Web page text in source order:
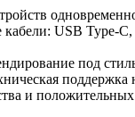
кабели: USB Type-
под
поддержка
и